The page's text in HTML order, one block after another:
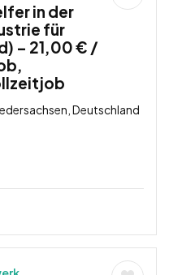
in der
für
– 21,00 € /
Deutschland